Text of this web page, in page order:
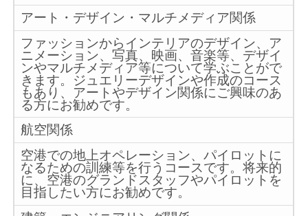
アート・デザイン・マルチメディア関係
ファッションからインテリアのデザイン、ア
ニメーション、写真、映画、音楽等、デザイ
ンやマルチメディア等について学ぶことがで
きます。ジュエリーデザインや作成のコース
もあり、アートやデザイン関係にご興味のあ
る方にお勧めです。
航空関係
空港での地上オペレーション、パイロットに
なるための訓練等を行うコースです。将来的
に、空港のグランドスタッフやパイロットを
目指したい方にお勧めです。